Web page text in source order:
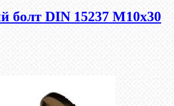
болт DIN 15237 М10х30